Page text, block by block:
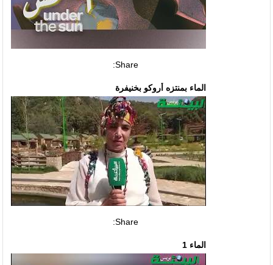
Share:
الماء بمنتزه أروكو بخنيفرة
Share:
الماء 1